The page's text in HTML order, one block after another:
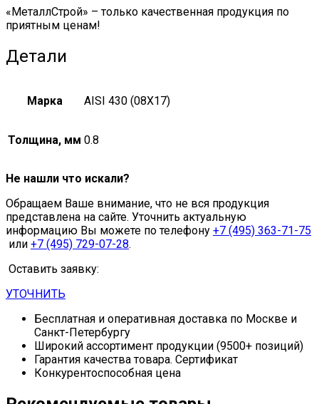
«МеталлСтрой» – только качественная продукция по
приятным ценам!
Детали
Марка AISI 430 (08Х17)
Толщина, мм 0.8
Не нашли что искали?
Обращаем Ваше внимание, что не вся продукция
представлена на сайте. Уточнить актуальную
информацию Вы можете по телефону +7 (495) 363-71-75
или +7 (495) 729-07-28.
Оставить заявку:
УТОЧНИТЬ
Бесплатная и оперативная доставка по Москве и
Санкт-Петербургу
Широкий ассортимент продукции (9500+ позиций)
Гарантия качества товара. Сертификат
Конкурентоспособная цена